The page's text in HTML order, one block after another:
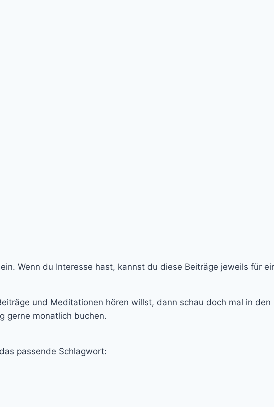
Wenn du Interesse hast, kannst du diese Beiträge jeweils für
und Meditationen hören willst, dann schau doch mal in den
gerne monatlich buchen.
passende Schlagwort: